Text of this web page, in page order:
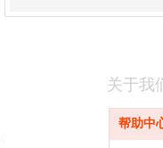
帮助中
关于我